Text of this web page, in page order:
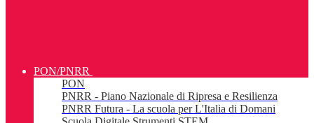
PON/PNRR
PON
PNRR - Piano Nazionale di Ripresa e Resilienza
PNRR Futura - La scuola per L'Italia di Domani